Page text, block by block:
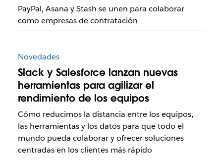
PayPal, Asana y Stash se unen para colaborar
como empresas de contratación
Novedades
Slack y Salesforce lanzan nuevas
herramientas para agilizar el
rendimiento de los equipos
Cómo reducimos la distancia entre los equipos,
las herramientas y los datos para que todo el
mundo pueda colaborar y ofrecer soluciones
centradas en los clientes más rápido